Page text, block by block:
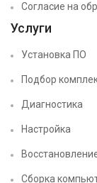
Согласие на
Услуги
Установка ПО
Подбор
Диагностика
Настройка
Сборка